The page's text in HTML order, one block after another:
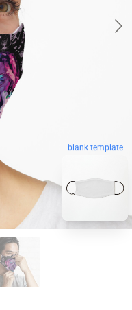
blank template